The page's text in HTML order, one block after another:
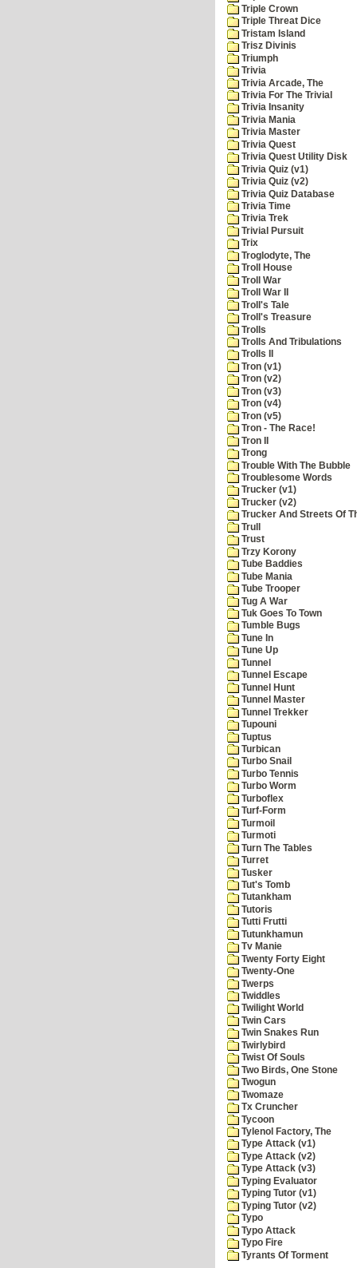
Triple Crown
Triple Threat Dice
Tristam Island
Trisz Divinis
Triumph
Trivia
Trivia Arcade, The
Trivia For The Trivial
Trivia Insanity
Trivia Mania
Trivia Master
Trivia Quest
Trivia Quest Utility Disk
Trivia Quiz (v1)
Trivia Quiz (v2)
Trivia Quiz Database
Trivia Time
Trivia Trek
Trivial Pursuit
Trix
Troglodyte, The
Troll House
Troll War
Troll War II
Troll's Tale
Troll's Treasure
Trolls
Trolls And Tribulations
Trolls II
Tron (v1)
Tron (v2)
Tron (v3)
Tron (v4)
Tron (v5)
Tron - The Race!
Tron II
Trong
Trouble With The Bubble
Troublesome Words
Trucker (v1)
Trucker (v2)
Trucker And Streets Of
Trull
Trust
Trzy Korony
Tube Baddies
Tube Mania
Tube Trooper
Tug A War
Tuk Goes To Town
Tumble Bugs
Tune In
Tune Up
Tunnel
Tunnel Escape
Tunnel Hunt
Tunnel Master
Tunnel Trekker
Tupouni
Tuptus
Turbican
Turbo Snail
Turbo Tennis
Turbo Worm
Turboflex
Turf-Form
Turmoil
Turmoti
Turn The Tables
Turret
Tusker
Tut's Tomb
Tutankham
Tutoris
Tutti Frutti
Tutunkhamun
Tv Manie
Twenty Forty Eight
Twenty-One
Twerps
Twiddles
Twilight World
Twin Cars
Twin Snakes Run
Twirlybird
Twist Of Souls
Two Birds, One Stone
Twogun
Twomaze
Tx Cruncher
Tycoon
Tylenol Factory, The
Type Attack (v1)
Type Attack (v2)
Type Attack (v3)
Typing Evaluator
Typing Tutor (v1)
Typing Tutor (v2)
Typo
Typo Attack
Typo Fire
Tyrants Of Torment